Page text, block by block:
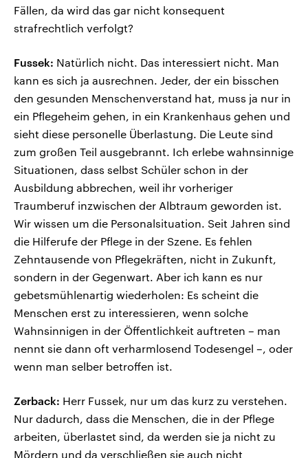
Fällen, da wird das gar nicht konsequent
strafrechtlich verfolgt?
Fussek: Natürlich nicht. Das interessiert nicht. Man
kann es sich ja ausrechnen. Jeder, der ein bisschen
den gesunden Menschenverstand hat, muss ja nur in
ein Pflegeheim gehen, in ein Krankenhaus gehen und
sieht diese personelle Überlastung. Die Leute sind
zum großen Teil ausgebrannt. Ich erlebe wahnsinnige
Situationen, dass selbst Schüler schon in der
Ausbildung abbrechen, weil ihr vorheriger
Traumberuf inzwischen der Albtraum geworden ist.
Wir wissen um die Personalsituation. Seit Jahren sind
die Hilferufe der Pflege in der Szene. Es fehlen
Zehntausende von Pflegekräften, nicht in Zukunft,
sondern in der Gegenwart. Aber ich kann es nur
gebetsmühlenartig wiederholen: Es scheint die
Menschen erst zu interessieren, wenn solche
Wahnsinnigen in der Öffentlichkeit auftreten – man
nennt sie dann oft verharmlosend Todesengel –, oder
wenn man selber betroffen ist.
Zerback: Herr Fussek, nur um das kurz zu verstehen.
Nur dadurch, dass die Menschen, die in der Pflege
arbeiten, überlastet sind, da werden sie ja nicht zu
Mördern und da verschließen sie auch nicht